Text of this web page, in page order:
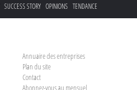
SUCCESS STORY OPINIONS TENDANCE
Annuaire des entreprises
Plan du site
Contact
Abonnez-vous au mensuel